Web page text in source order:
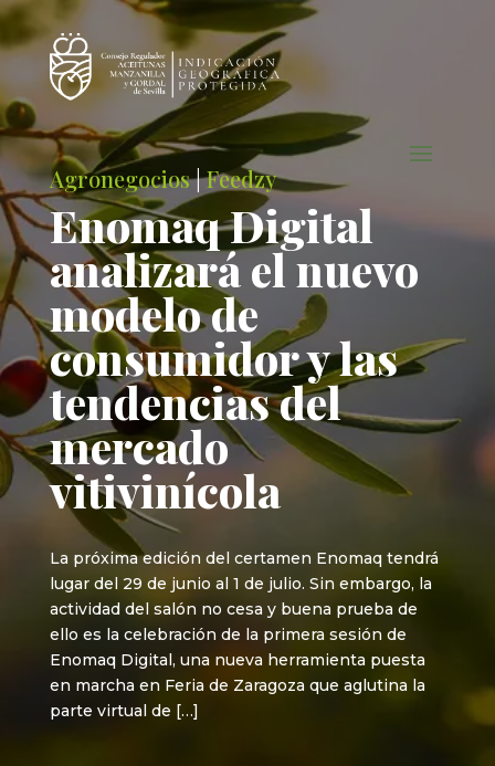
Agronegocios|Feedzy
Enomaq Digital
analizará el nuevo
modelo de
consumidor y las
tendencias del
mercado
vitivinícola
La próxima edición del certamen Enomaq tendrá
lugar del 29 de junio al 1 de julio. Sin embargo, la
actividad del salón no cesa y buena prueba de
ello es la celebración de la primera sesión de
Enomaq Digital, una nueva herramienta puesta
en marcha en Feria de Zaragoza que aglutina la
parte virtual de […]